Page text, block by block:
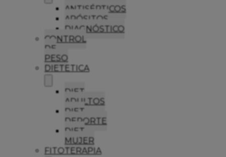
ANTISÉPTICOS
APÓSITOS
DIAGNÓSTICO
CONTROL
DE
PESO
DIETETICA
DIET
ADULTOS
DIET
DEPORTE
DIET
MUJER
FITOTERAPIA